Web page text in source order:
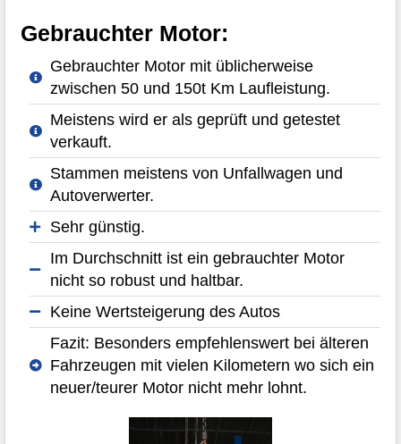
Gebrauchter Motor:
Gebrauchter Motor mit üblicherweise
zwischen 50 und 150t Km Laufleistung.
Meistens wird er als geprüft und getestet
verkauft.
Stammen meistens von Unfallwagen und
Autoverwerter.
Sehr günstig.
Im Durchschnitt ist ein gebrauchter Motor
nicht so robust und haltbar.
Keine Wertsteigerung des Autos
Fazit: Besonders empfehlenswert bei älteren
Fahrzeugen mit vielen Kilometern wo sich ein
neuer/teurer Motor nicht mehr lohnt.